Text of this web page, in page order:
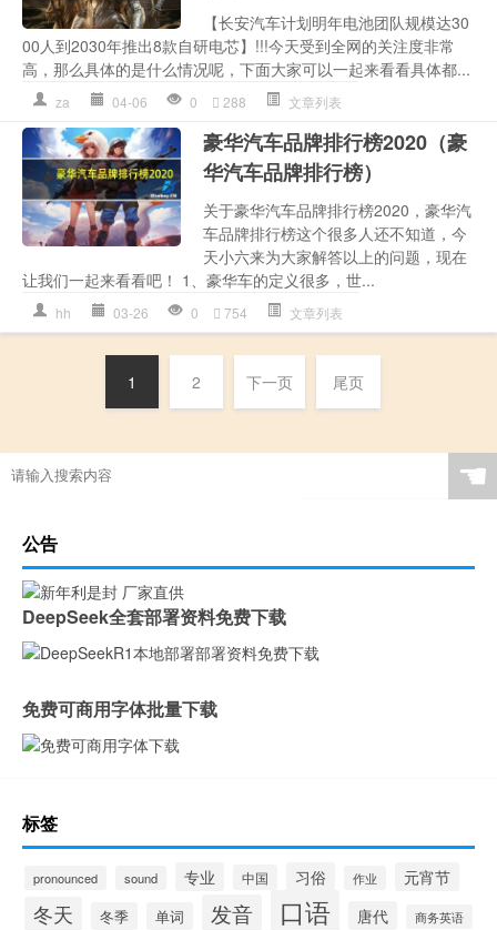
【长安汽车计划明年电池团队规模达30
00人到2030年推出8款自研电芯】!!!今天受到全网的关注度非常
高，那么具体的是什么情况呢，下面大家可以一起来看看具体都...
za 04-06 0 288 文章列表
豪华汽车品牌排行榜2020（豪
华汽车品牌排行榜）
关于豪华汽车品牌排行榜2020，豪华汽
车品牌排行榜这个很多人还不知道，今
天小六来为大家解答以上的问题，现在
让我们一起来看看吧！ 1、豪华车的定义很多，世...
hh 03-26 0 754 文章列表
1 2 下一页 尾页
☚
公告
DeepSeek全套部署资料免费下载
免费可商用字体批量下载
标签
pronounced sound 专业 中国 习俗 作业 元宵节
冬天 冬季 单词 发音 口语 唐代 商务英语